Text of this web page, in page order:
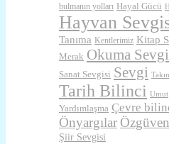
bulmanın yolları Hayal Gücü
Hayvan
Tanıma Kentlerimiz Kitap
Merak Okuma
Sanat Sevgisi Sevgi
Tarih Bilinci Umut
Yardımlaşma Çevre
Önyargılar Özgüven
Şiir Sevgisi